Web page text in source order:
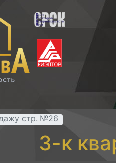
стр. №26
3-к